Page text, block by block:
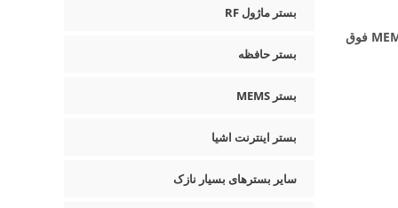
بستر ماژول RF
بستر حافظه
بستر MEMS
بستر اینترنت اشیا
سایر بسترهای بسیار نازک
پشتیبانی از تولید بستر بسته بندی MEMS فوق